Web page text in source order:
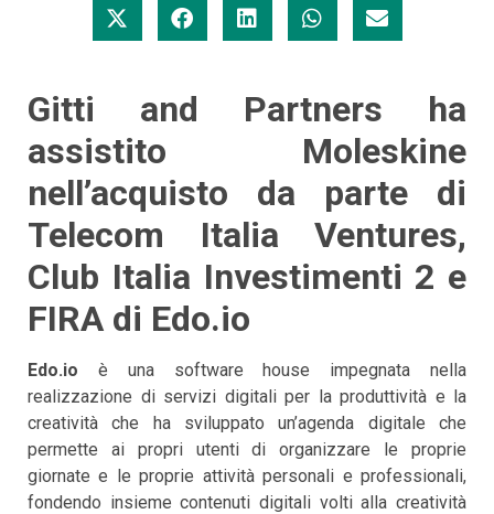
Gitti and Partners ha
assistito Moleskine
nell’acquisto da parte di
Telecom Italia Ventures,
Club Italia Investimenti 2 e
FIRA di Edo.io
Edo.io è una software house impegnata nella
realizzazione di servizi digitali per la produttività e la
creatività che ha sviluppato un’agenda digitale che
permette ai propri utenti di organizzare le proprie
giornate e le proprie attività personali e professionali,
fondendo insieme contenuti digitali volti alla creatività